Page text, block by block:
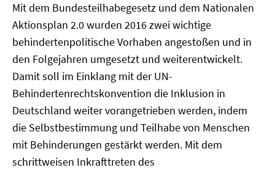
Mit dem Bundesteilhabegesetz und dem Nationalen
Aktionsplan 2.0 wurden 2016 zwei wichtige
behindertenpolitische Vorhaben angestoßen und in
den Folgejahren umgesetzt und weiterentwickelt.
Damit soll im Einklang mit der UN-
Behindertenrechtskonvention die Inklusion in
Deutschland weiter vorangetrieben werden, indem
die Selbstbestimmung und Teilhabe von Menschen
mit Behinderungen gestärkt werden. Mit dem
schrittweisen Inkrafttreten des